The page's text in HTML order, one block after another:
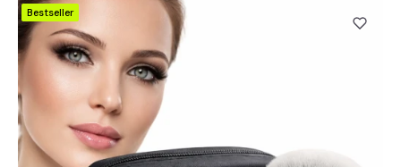
Bestseller